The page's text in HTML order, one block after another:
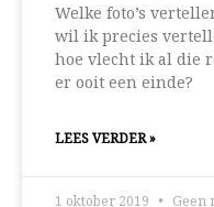
Welke foto’s
wil ik precies
hoe vlecht ik al die
er ooit een einde?
LEES VERDER »
1 oktober 2019 Geen